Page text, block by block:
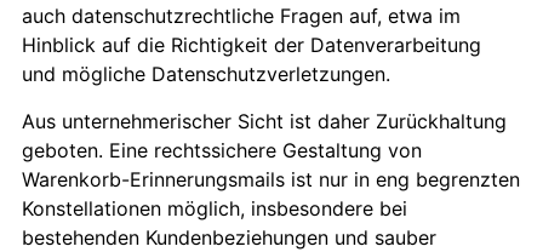
auch datenschutzrechtliche Fragen auf, etwa im
Hinblick auf die Richtigkeit der Datenverarbeitung
und mögliche Datenschutzverletzungen.
Aus unternehmerischer Sicht ist daher Zurückhaltung
geboten. Eine rechtssichere Gestaltung von
Warenkorb-Erinnerungsmails ist nur in eng begrenzten
Konstellationen möglich, insbesondere bei
bestehenden Kundenbeziehungen und sauber